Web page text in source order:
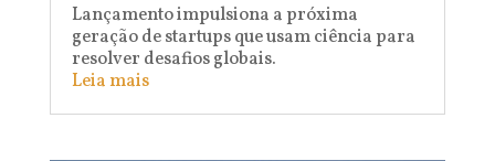
Lançamento impulsiona a próxima
geração de startups que usam ciência para
resolver desafios globais.
Leia mais